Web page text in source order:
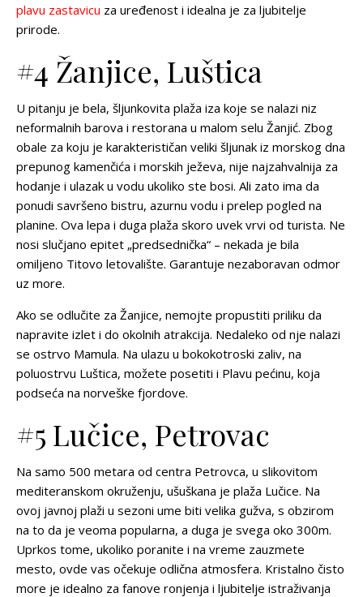
plavu zastavicu za uređenost i idealna je za ljubitelje
prirode.
#4 Žanjice, Luštica
U pitanju je bela, šljunkovita plaža iza koje se nalazi niz
neformalnih barova i restorana u malom selu Žanjić. Zbog
obale za koju je karakterističan veliki šljunak iz morskog dna
prepunog kamenčića i morskih ježeva, nije najzahvalnija za
hodanje i ulazak u vodu ukoliko ste bosi. Ali zato ima da
ponudi savršeno bistru, azurnu vodu i prelep pogled na
planine. Ova lepa i duga plaža skoro uvek vrvi od turista. Ne
nosi slučjano epitet „predsednička“ – nekada je bila
omiljeno Titovo letovalište. Garantuje nezaboravan odmor
uz more.
Ako se odlučite za Žanjice, nemojte propustiti priliku da
napravite izlet i do okolnih atrakcija. Nedaleko od nje nalazi
se ostrvo Mamula. Na ulazu u bokokotroski zaliv, na
poluostrvu Luštica, možete posetiti i Plavu pećinu, koja
podseća na norveške fjordove.
#5 Lučice, Petrovac
Na samo 500 metara od centra Petrovca, u slikovitom
mediteranskom okruženju, ušuškana je plaža Lučice. Na
ovoj javnoj plaži u sezoni ume biti velika gužva, s obzirom
na to da je veoma popularna, a duga je svega oko 300m.
Uprkos tome, ukoliko poranite i na vreme zauzmete
mesto, ovde vas očekuje odlična atmosfera. Kristalno čisto
more je idealno za fanove ronjenja i ljubitelje istraživanja